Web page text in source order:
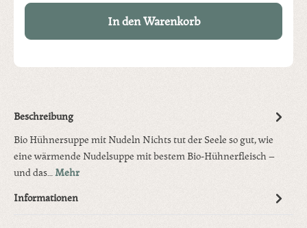
In den Warenkorb
Beschreibung
Bio Hühnersuppe mit Nudeln Nichts tut der Seele so gut, wie
eine wärmende Nudelsuppe mit bestem Bio-Hühnerfleisch –
und das…Mehr
Informationen